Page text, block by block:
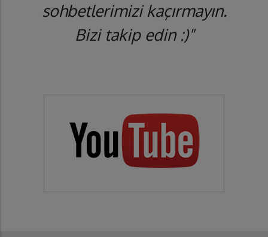
sohbetlerimizi kaçırmayın.
Bizi takip edin :)"